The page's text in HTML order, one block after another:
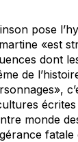
pose
«est
dont
de
monde